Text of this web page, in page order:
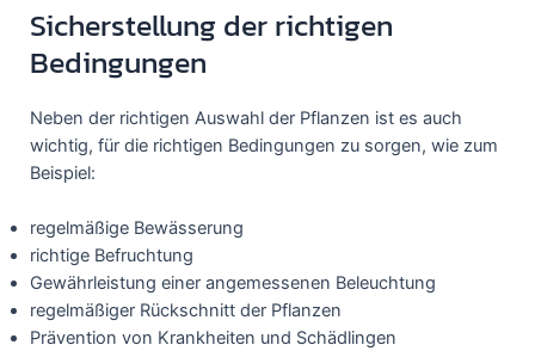
Sicherstellung der richtigen
Bedingungen
Neben der richtigen Auswahl der Pflanzen ist es auch
wichtig, für die richtigen Bedingungen zu sorgen, wie zum
Beispiel:
regelmäßige Bewässerung
richtige Befruchtung
Gewährleistung einer angemessenen Beleuchtung
regelmäßiger Rückschnitt der Pflanzen
Prävention von Krankheiten und Schädlingen